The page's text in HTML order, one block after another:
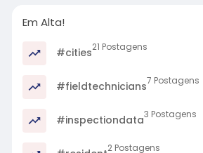
Em Alta!
#cities21 Postagens
#fieldtechnicians7 Postagens
#inspectiondata3 Postagens
2 Postagens